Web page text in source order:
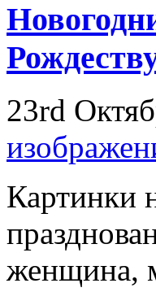
23rd
Картинки
женщина,